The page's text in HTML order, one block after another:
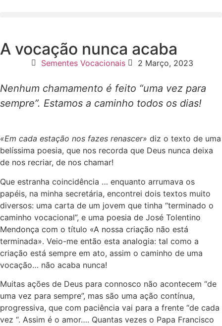
A vocação nunca acaba
Sementes Vocacionais 2 Março, 2023
Nenhum chamamento é feito “uma vez para
sempre”. Estamos a caminho todos os dias!
«Em cada estação nos fazes renascer» diz o texto de uma
belíssima poesia, que nos recorda que Deus nunca deixa
de nos recriar, de nos chamar!
Que estranha coincidência … enquanto arrumava os
papéis, na minha secretária, encontrei dois textos muito
diversos: uma carta de um jovem que tinha “terminado o
caminho vocacional”, e uma poesia de José Tolentino
Mendonça com o título «A nossa criação não está
terminada». Veio-me então esta analogia: tal como a
criação está sempre em ato, assim o caminho de uma
vocação… não acaba nunca!
Muitas ações de Deus para connosco não acontecem “de
uma vez para sempre”, mas são uma ação contínua,
progressiva, que com paciência vai para a frente “de cada
vez “. Assim é o amor…. Quantas vezes o Papa Francisco